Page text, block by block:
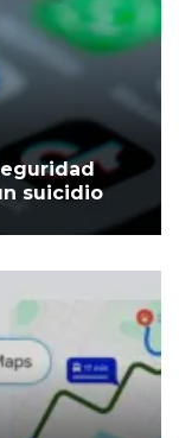
suicidio